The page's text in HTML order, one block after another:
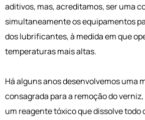
aditivos, mas, acreditamos, ser uma
simultaneamente os equipamentos
dos lubrificantes, à medida em que
temperaturas mais altas.
Há alguns anos desenvolvemos uma
consagrada para a remoção do
um reagente tóxico que dissolve todo